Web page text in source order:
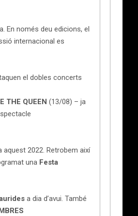
En només deu edicions, el
internacional es
el dobles concerts
THE QUEEN (13/08) – ja
2022. Retrobem així
una Festa
a dia d’avui. També